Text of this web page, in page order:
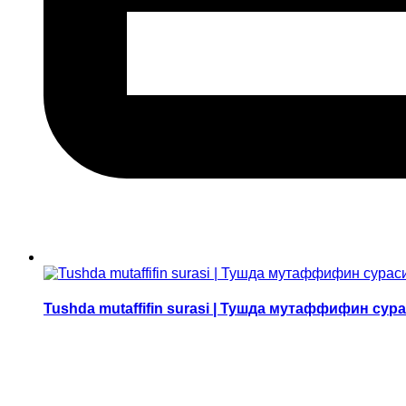
Tushda mutaffifin surasi | Тушда мутаффифин